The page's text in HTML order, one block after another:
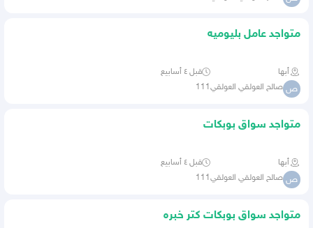
متواجد عامل بليوميه
أبها قبل ٤ أسابيع
ص صالح العولقي العولقي111
متواجد سواق بوبكات
أبها قبل ٤ أسابيع
ص صالح العولقي العولقي111
متواجد سواق بوبكات كتر خبره